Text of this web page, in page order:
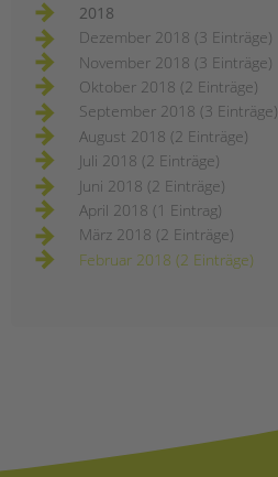
2018
Dezember 2018 (3 Einträge)
November 2018 (3 Einträge)
Oktober 2018 (2 Einträge)
September 2018 (3 Einträge)
August 2018 (2 Einträge)
Juli 2018 (2 Einträge)
Juni 2018 (2 Einträge)
April 2018 (1 Eintrag)
März 2018 (2 Einträge)
Februar 2018 (2 Einträge)